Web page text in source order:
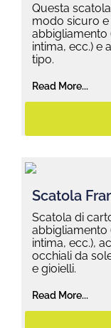
Questa
modo sicuro
abbigliamento
intima, ecc.) e
tipo.
Read More...
Scatola
Scatola di
abbigliamento
intima, ecc.),
occhiali da
e gioielli.
Read More...